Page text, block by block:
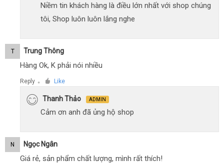
Niềm tin khách hàng là điều lớn nhất với shop chúng
tôi, Shop luôn luôn lắng nghe
T Trung Thông
Hàng Ok, K phải nói nhiều
Reply ● Like
Thanh Thảo ADMIN
Cảm ơn anh đã ủng hộ shop
N Ngọc Ngân
Giá rẻ, sản phẩm chất lượng, mình rất thích!